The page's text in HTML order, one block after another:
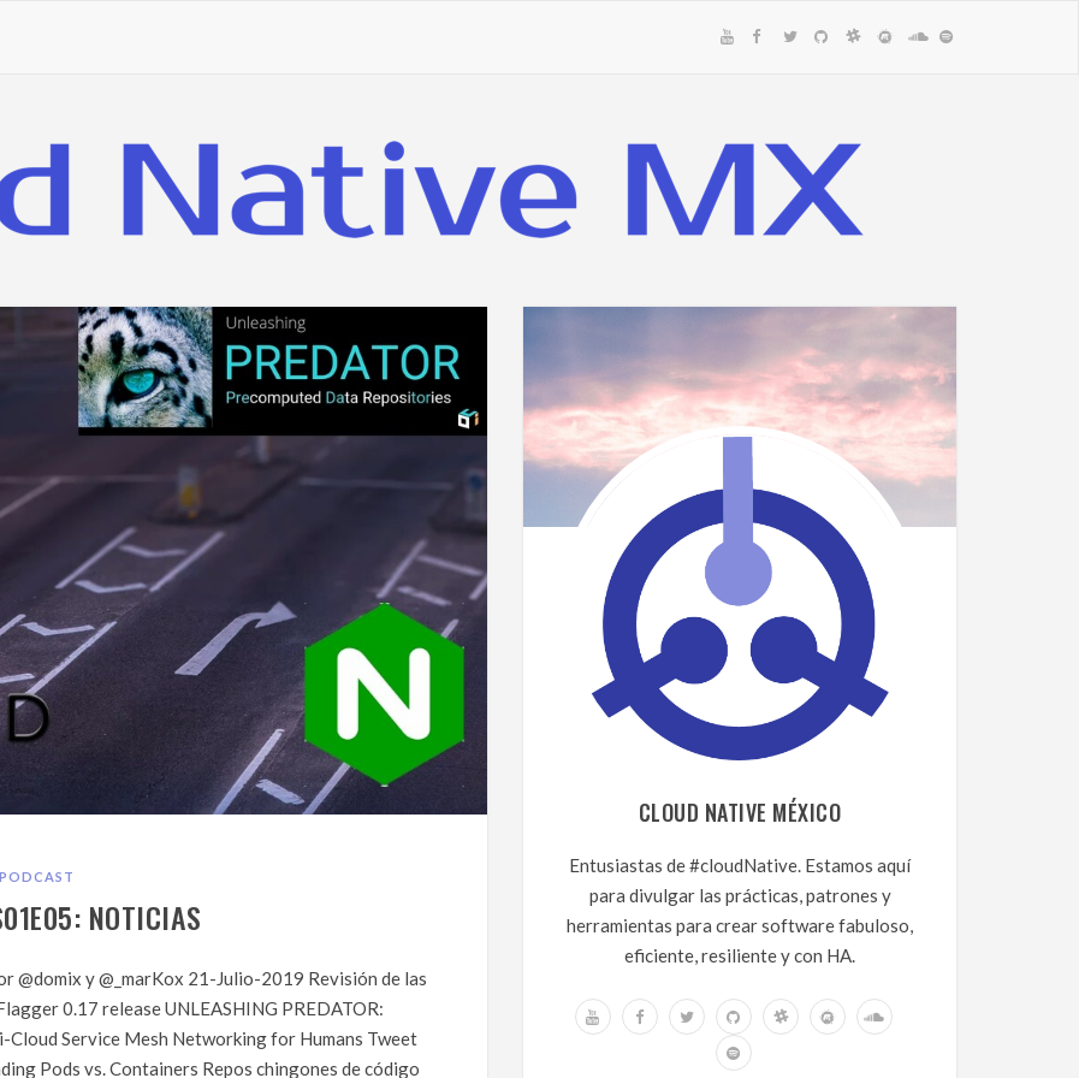
PODCAST
NOTICIAS
@domix y @_marKox 21-Julio-2019 Revisión de las
0.17 release UNLEASHING PREDATOR:
Cloud Service Mesh Networking for Humans Tweet
Pods vs. Containers Repos chingones de código
CLOUD NATIVE MÉXICO
Entusiastas de #cloudNative. Estamos aquí
para divulgar las prácticas, patrones y
herramientas para crear software fabuloso,
eficiente, resiliente y con HA.